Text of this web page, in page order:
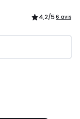
4,2/5 6 avis